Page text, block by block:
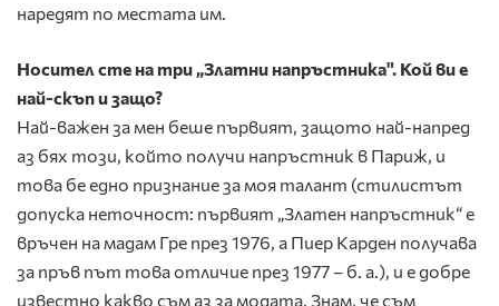
наредят по местата им.
Носител сте на три „Златни напръстника". Кой ви е
най-скъп и защо?
Най-важен за мен беше първият, защото най-напред
аз бях този, който получи напръстник в Париж, и
това бе едно признание за моя талант (стилистът
допуска неточност: първият „Златен напръстник“ е
връчен на мадам Гре през 1976, а Пиер Карден получава
за пръв път това отличие през 1977 – б. а.), и е добре
известно какво съм аз за мода­та. Знам, че съм